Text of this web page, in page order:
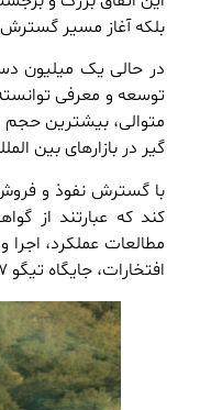
بلکه آغاز مسیر
توسعه و معرفی
متوالی، بیشترین
گیر در بازارهای بین
افتخارات، جایگاه تیگو ۷ را به عنوان معیاری برای توسعه کراس‌اوورهای کامپکت تثبیت نموده است.